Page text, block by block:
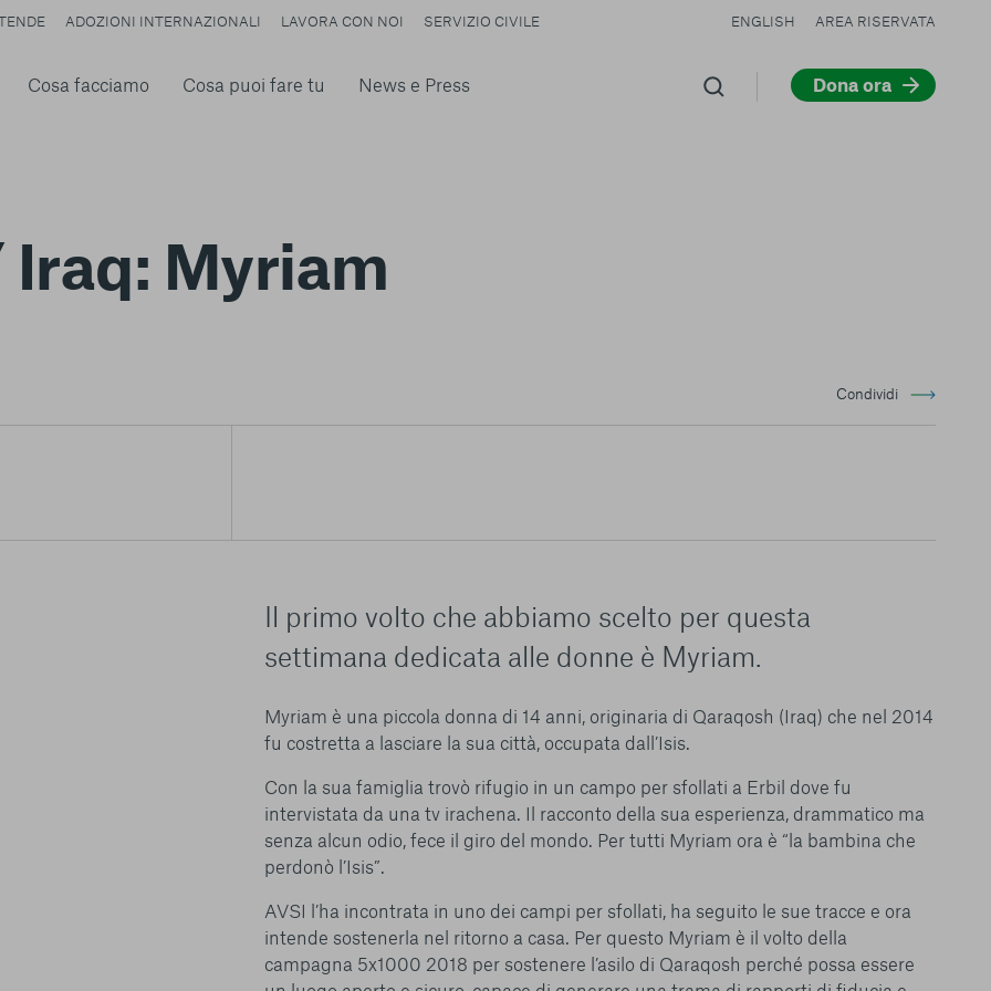
I cookie e altre tecnologie simili sono una parte fondamentale del funzionamento
della nostra Piattaforma. L’obiettivo principale dei cookie è rendere l’esperienza di
navigazione più comoda ed efficiente, nonché consentirci di migliorare i nostri
servizi e la Piattaforma stessa. Inoltre, i cookie vengono utilizzati per mostrare
pubblicità che risulti interessante per l’utente quando visita i siti Web e le app di
terzi. Qui sono disponibili tutte le informazioni sui cookie che utilizziamo e sarà
possibile attivarli e/o disattivarli secondo le proprie preferenze, salvo i Cookie
strettamente necessari per il funzionamento della Piattaforma. È importante tenere
conto del fatto che il blocco di alcuni cookie può condizionare l’esperienza sulla
Cosa facciamo Cosa puoi fare tu News e Press Dona ora
ADOZIONI INTERNAZIONALI LAVORA CON NOI SERVIZIO CIVILE ENGLISH AREA RISERVATA
Myriam
Condividi
Il primo volto che abbiamo scelto per questa
settimana dedicata alle donne è Myriam.
Myriam è una piccola donna di 14 anni, originaria di Qaraqosh (Iraq) che nel 2014
fu costretta a lasciare la sua città, occupata dall’Isis.
Con la sua famiglia trovò rifugio in un campo per sfollati a Erbil dove fu
intervistata da una tv irachena. Il racconto della sua esperienza, drammatico ma
senza alcun odio, fece il giro del mondo. Per tutti Myriam ora è “la bambina che
perdonò l’Isis”.
AVSI l’ha incontrata in uno dei campi per sfollati, ha seguito le sue tracce e ora
intende sostenerla nel ritorno a casa. Per questo Myriam è il volto della
campagna 5x1000 2018 per sostenere l’asilo di Qaraqosh perché possa essere